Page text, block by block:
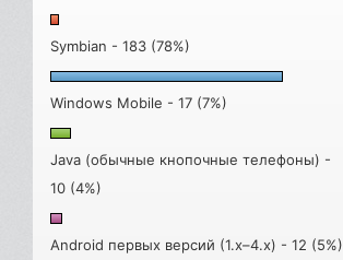
Symbian - 183 (78%)
Windows Mobile - 17 (7%)
Java (обычные кнопочные телефоны) -
10 (4%)
Android первых версий (1.x–4.x) - 12 (5%)